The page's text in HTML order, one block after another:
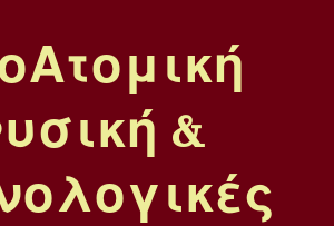
&